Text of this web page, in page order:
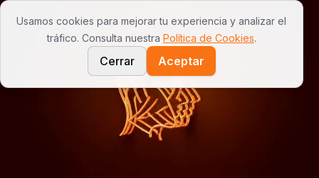
Tu Negocio en 1m² - Kioskos Autónomos
Usamos cookies para mejorar tu experiencia y analizar el
tráfico. Consulta nuestra Política de Cookies.
Cerrar Aceptar